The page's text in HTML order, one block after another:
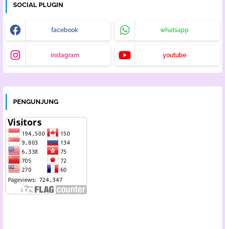
SOCIAL PLUGIN
facebook whatsapp
instagram youtube
PENGUNJUNG